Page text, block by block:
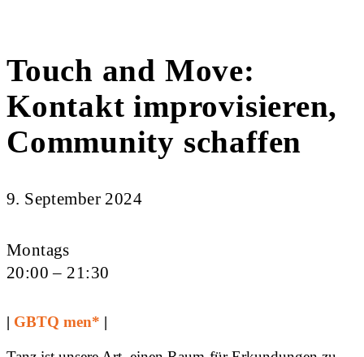
Touch and Move:
Kontakt improvisieren,
Community schaffen
9. September 2024
Montags
20:00 – 21:30
| GBTQ men* |